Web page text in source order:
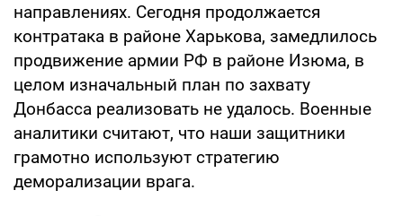
направлениях. Сегодня продолжается
контратака в районе Харькова, замедлилось
продвижение армии РФ в районе Изюма, в
целом изначальный план по захвату
Донбасса реализовать не удалось. Военные
аналитики считают, что наши защитники
грамотно используют стратегию
деморализации врага.